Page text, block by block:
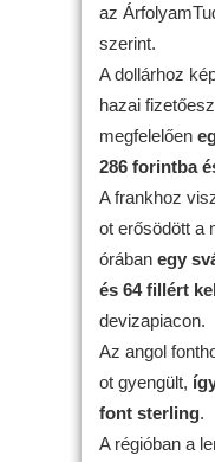
az
szerint.
A dollárhoz
hazai
megfelelően
286 forintba
A frankhoz
ot erősödött a
órában egy
és 64 fillért
devizapiacon.
Az angol
ot gyengült,
font sterling.
A régióban a